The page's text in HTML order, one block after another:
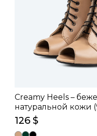
Creamy Heels –
натуральной кожи
126 $